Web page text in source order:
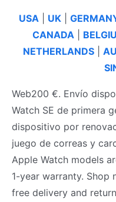
USA UK|
CANADA
NETHERLANDS
Web200 €. Envío
Watch SE de primera
dispositivo por
juego de correas y
Apple Watch models
1-year warranty. Shop
free delivery and